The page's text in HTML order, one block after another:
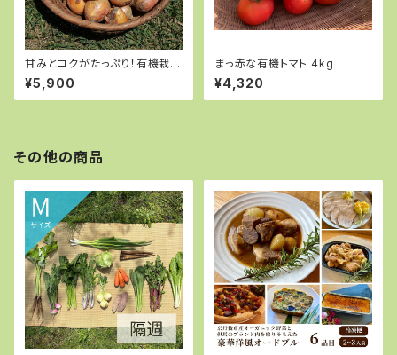
甘みとコクがたっぷり！有機栽培
玉ねぎ 10kg
¥5,900
まっ赤な有機トマト 4kg
¥4,320
その他の商品